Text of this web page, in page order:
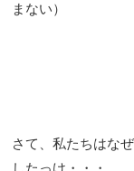
まない）
さて、私たちはな
したっけ・・・